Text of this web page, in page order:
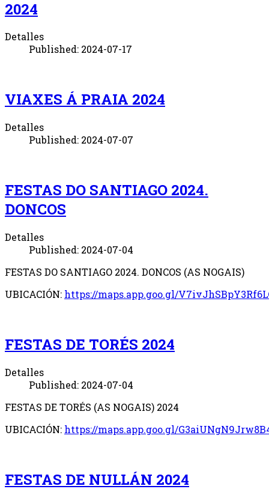
2024
Detalles
Published: 2024-07-17
VIAXES Á PRAIA 2024
Detalles
Published: 2024-07-07
FESTAS DO SANTIAGO 2024.
DONCOS
Detalles
Published: 2024-07-04
FESTAS DO SANTIAGO 2024. DONCOS (AS NOGAIS)
UBICACIÓN: https://maps.app.goo.gl/
FESTAS DE TORÉS 2024
Detalles
Published: 2024-07-04
FESTAS DE TORÉS (AS NOGAIS) 2024
UBICACIÓN: https://maps.app.goo.gl/
FESTAS DE NULLÁN 2024